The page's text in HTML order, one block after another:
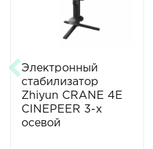
Электронный
стабилизатор
Zhiyun CRANE 4E
CINEPEER 3-х
осевой